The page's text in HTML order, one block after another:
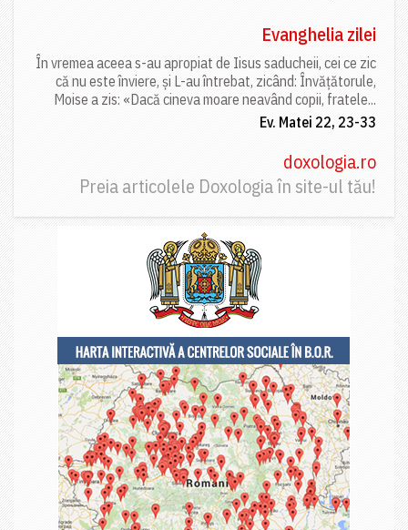
Evanghelia zilei
În vremea aceea s-au apropiat de Iisus saducheii, cei ce zic
că nu este înviere, și L-au întrebat, zicând: Învățătorule,
Moise a zis: «Dacă cineva moare neavând copii, fratele...
Ev. Matei 22, 23-33
doxologia.ro
Preia articolele Doxologia în site-ul tău!